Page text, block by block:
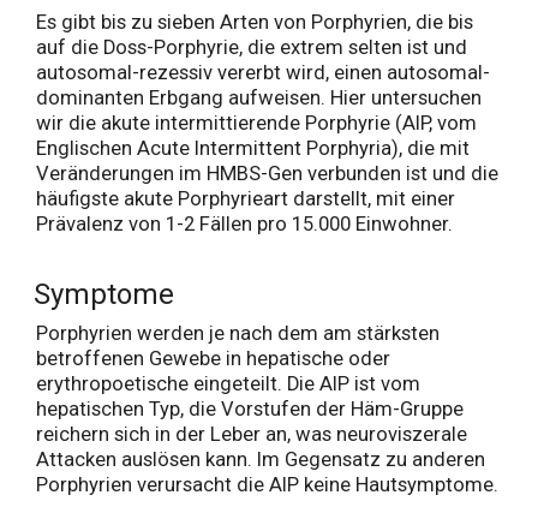
Es gibt bis zu sieben Arten von Porphyrien, die bis
auf die Doss-Porphyrie, die extrem selten ist und
autosomal-rezessiv vererbt wird, einen autosomal-
dominanten Erbgang aufweisen. Hier untersuchen
wir die akute intermittierende Porphyrie (AIP, vom
Englischen Acute Intermittent Porphyria), die mit
Veränderungen im HMBS-Gen verbunden ist und die
häufigste akute Porphyrieart darstellt, mit einer
Prävalenz von 1-2 Fällen pro 15.000 Einwohner.
Symptome
Porphyrien werden je nach dem am stärksten
betroffenen Gewebe in hepatische oder
erythropoetische eingeteilt. Die AIP ist vom
hepatischen Typ, die Vorstufen der Häm-Gruppe
reichern sich in der Leber an, was neuroviszerale
Attacken auslösen kann. Im Gegensatz zu anderen
Porphyrien verursacht die AIP keine Hautsymptome.